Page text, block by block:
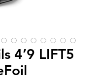
4’9 LIFT5